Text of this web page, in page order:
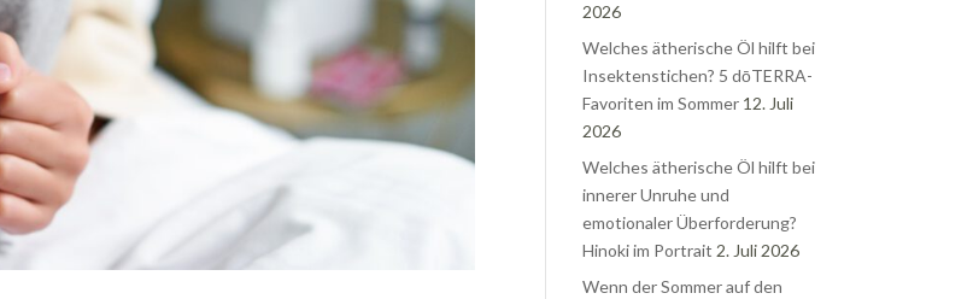
2026
Welches ätherische Öl hilft bei
Insektenstichen? 5 dōTERRA-
Favoriten im Sommer 12. Juli
2026
Welches ätherische Öl hilft bei
innerer Unruhe und
emotionaler Überforderung?
Hinoki im Portrait 2. Juli 2026
Wenn der Sommer auf den